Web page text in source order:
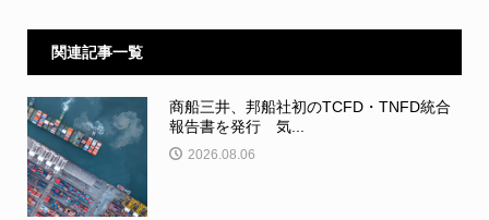
関連記事一覧
商船三井、邦船社初のTCFD・TNFD統合
報告書を発行 気...
2026.08.06